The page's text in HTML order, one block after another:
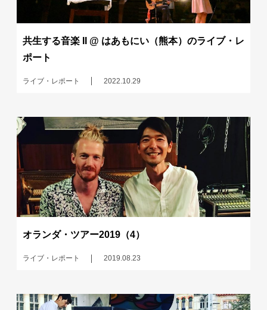
共生する音楽 II @ はあもにい（熊本）のライブ・レ
ポート
ライブ・レポート 2022.10.29
オランダ・ツアー2019（4）
ライブ・レポート 2019.08.23